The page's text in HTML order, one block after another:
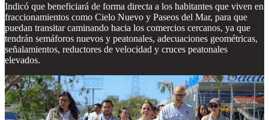
Indicó que beneficiará de forma directa a los habitantes que viven en
fraccionamientos como Cielo Nuevo y Paseos del Mar, para que
puedan transitar caminando hacia los comercios cercanos, ya que
tendrán semáforos nuevos y peatonales, adecuaciones geométricas,
señalamientos, reductores de velocidad y cruces peatonales
elevados.